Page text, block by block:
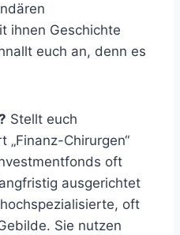
ihnen Geschichte
euch an, denn es
Stellt euch
„Finanz-Chirurgen“
oft
ausgerichtet
oft
Sie nutzen